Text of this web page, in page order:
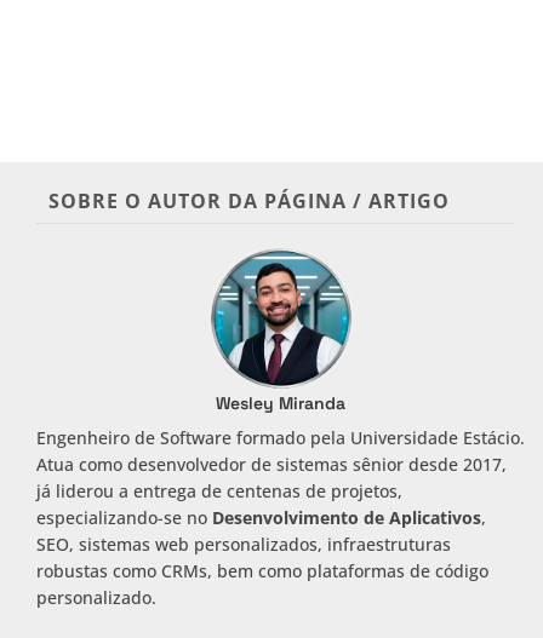
SOBRE O AUTOR DA PÁGINA / ARTIGO
Wesley Miranda
Engenheiro de Software formado pela Universidade Estácio.
Atua como desenvolvedor de sistemas sênior desde 2017,
já liderou a entrega de centenas de projetos,
especializando-se no Desenvolvimento de Aplicativos,
SEO, sistemas web personalizados, infraestruturas
robustas como CRMs, bem como plataformas de código
personalizado.